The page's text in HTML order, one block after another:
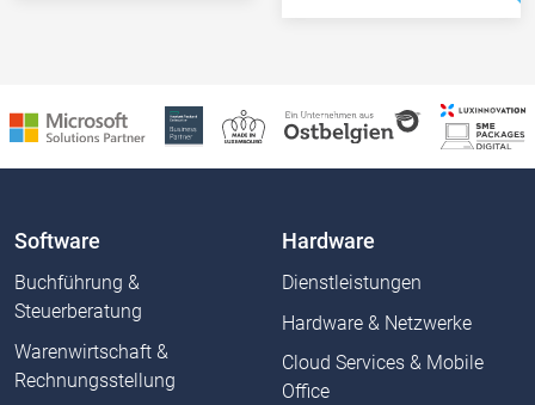
Software
Buchführung &
Steuerberatung
Warenwirtschaft &
Rechnungsstellung
Hardware
Dienstleistungen
Hardware & Netzwerke
Cloud Services & Mobile
Office